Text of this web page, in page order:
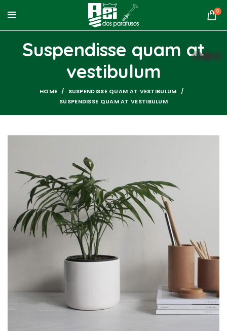
0
Suspendisse quam at
vestibulum
HOME
SUSPENDISSE QUAM AT VESTIBULUM
SUSPENDISSE QUAM AT VESTIBULUM
whatsapp